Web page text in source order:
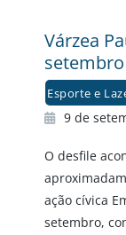
Várzea
setembro
Esporte e
9 de
O desfile
ação cívica
setembro,